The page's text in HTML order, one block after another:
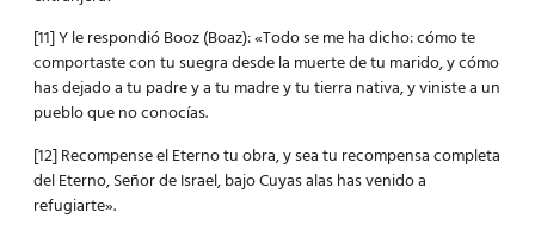
[11] Y le respondió Booz (Boaz): «Todo se me ha dicho: cómo te
comportaste con tu suegra desde la muerte de tu marido, y cómo
has dejado a tu padre y a tu madre y tu tierra nativa, y viniste a un
pueblo que no conocías.
[12] Recompense el Eterno tu obra, y sea tu recompensa completa
del Eterno, Señor de Israel, bajo Cuyas alas has venido a
refugiarte».